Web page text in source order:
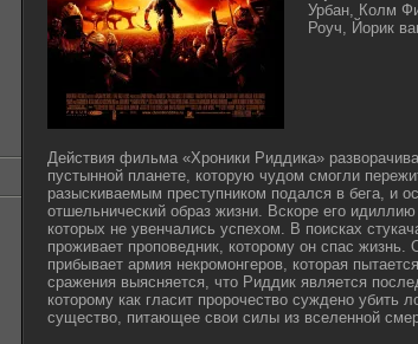
Урбан, Колм
Роуч, Йорик
Действия фильма «Хроники Риддика»
пустынной планете, которую чудом смогли
разыскиваемым преступником подался в бега, и
отшельнический образ жизни. Вскоре его
которых не увенчались успехом. В поисках
проживает проповедник, которому он спас жизнь.
прибывает армия некромонгеров, которая
сражения выясняется, что Риддик является
которому как гласит пророчество суждено убить
существо, питающее свои силы из вселенной